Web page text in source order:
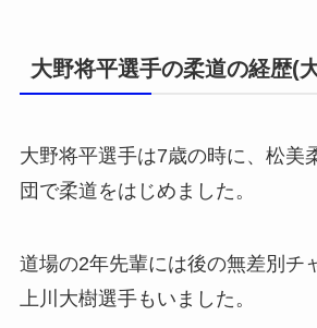
大野将平選手の柔道の経歴(
大野将平選手は7歳の時に、松美
団で柔道をはじめました。
道場の2年先輩には後の無差別チ
上川大樹選手もいました。